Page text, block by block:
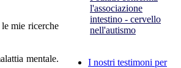
mie ricerche
mentale.
l'associazione
intestino - cervello
nell'autismo
I nostri testimoni per